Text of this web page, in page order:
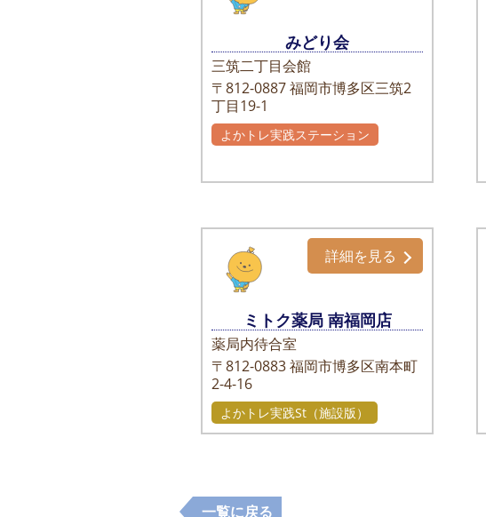
みどり会
三筑二丁目会館
〒812-0887福岡市博多区三筑2
丁目19-1
よかトレ実践ステーション
ミトク薬局 南福岡店
薬局内待合室
〒812-0883福岡市博多区南本町
2-4-16
詳細を見る
よかトレ実践St（施設版）
一覧に戻る